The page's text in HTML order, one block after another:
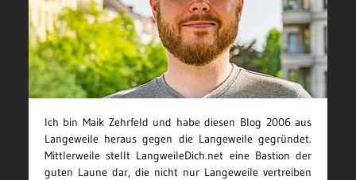
Ich bin Maik Zehrfeld und habe diesen Blog 2006 aus
Langeweile heraus gegen die Langeweile gegründet.
Mittlerweile stellt LangweileDich.net eine Bastion der
guten Laune dar, die nicht nur Langeweile vertreiben